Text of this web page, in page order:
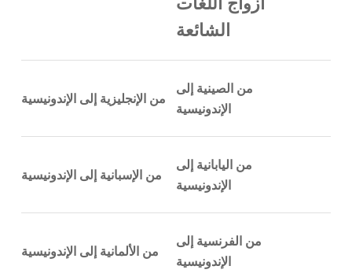
الشائعة
من الصينية إلى
الإندونيسية
من الإنجليزية إلى الإندونيسية
من اليابانية إلى
الإندونيسية
من الإسبانية إلى الإندونيسية
من الفرنسية إلى
الإندونيسية
من الألمانية إلى الإندونيسية